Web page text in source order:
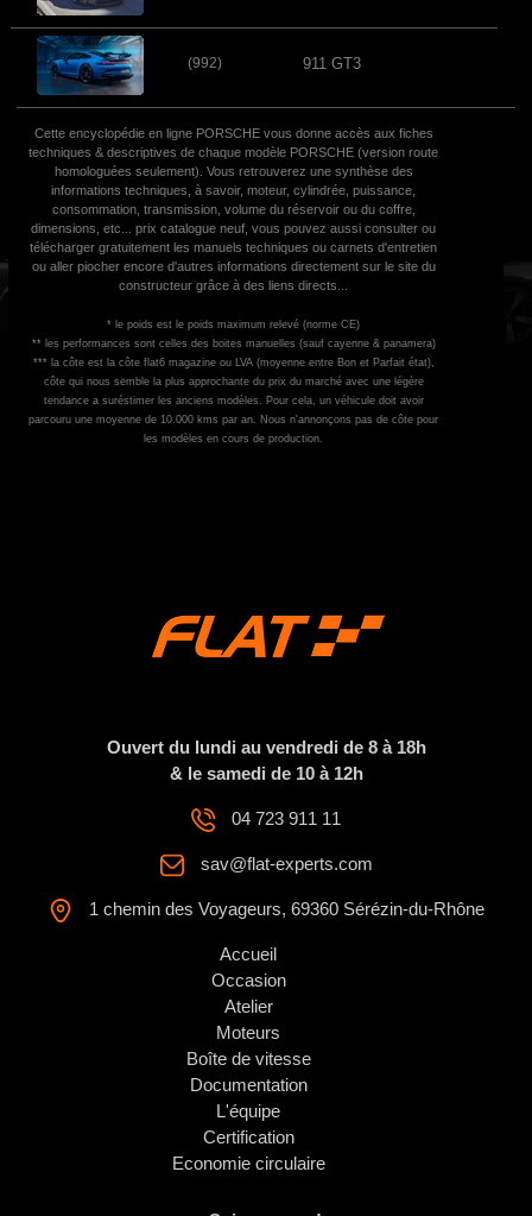
(992) 911 GT3
Cette encyclopédie en ligne PORSCHE vous donne accès aux fiches
techniques & descriptives de chaque modèle PORSCHE (version route
homologuées seulement). Vous retrouverez une synthèse des
informations techniques, à savoir, moteur, cylindrée, puissance,
consommation, transmission, volume du réservoir ou du coffre,
dimensions, etc... prix catalogue neuf, vous pouvez aussi consulter ou
télécharger gratuitement les manuels techniques ou carnets d'entretien
ou aller piocher encore d'autres informations directement sur le site du
constructeur grâce à des liens directs...
* le poids est le poids maximum relevé (norme CE)
** les performances sont celles des boites manuelles (sauf cayenne & panamera)
*** la côte est la côte flat6 magazine ou LVA (moyenne entre Bon et Parfait état),
côte qui nous semble la plus approchante du prix du marché avec une légère
tendance a suréstimer les anciens modèles. Pour cela, un véhicule doit avoir
parcouru une moyenne de 10.000 kms par an. Nous n'annonçons pas de côte pour
les modèles en cours de production.
Ouvert du lundi au vendredi de 8 à 18h
& le samedi de 10 à 12h
04 723 911 11
sav@flat-experts.com
1 chemin des Voyageurs, 69360 Sérézin-du-Rhône
Accueil
Occasion
Atelier
Moteurs
Boîte de vitesse
Documentation
L'équipe
Certification
Economie circulaire